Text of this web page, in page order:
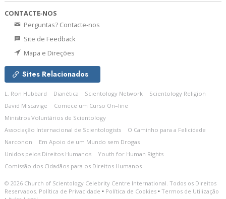
CONTACTE‑NOS
Perguntas? Contacte‑nos
Site de Feedback
Mapa e Direções
Sites Relacionados
L. Ron Hubbard Dianética Scientology Network
Scientology Religion
David Miscavige
Comece um Curso On–line
Ministros Voluntários de Scientology
Associação Internacional de Scientologists
O Caminho para a Felicidade
Narconon
Em Apoio de um Mundo sem Drogas
Unidos pelos Direitos Humanos
Youth for Human Rights
Comissão dos Cidadãos para os Direitos Humanos
© 2026 Church of Scientology Celebrity Centre International. Todos os Direitos
Reservados. Política de Privacidade • Política de Cookies • Termos de Utilização